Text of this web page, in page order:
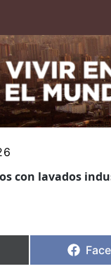
con lavados
en
en